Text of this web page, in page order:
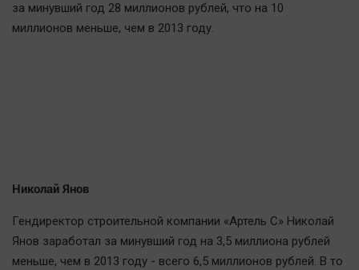
за минувший год 28 миллионов рублей, что на 10
миллионов меньше, чем в 2013 году.
Николай Янов
Гендиректор строительной компании «Артель С» Николай
Янов заработал за минувший год на 3,5 миллиона рублей
меньше, чем в 2013 году - всего 6,5 миллионов рублей. В то